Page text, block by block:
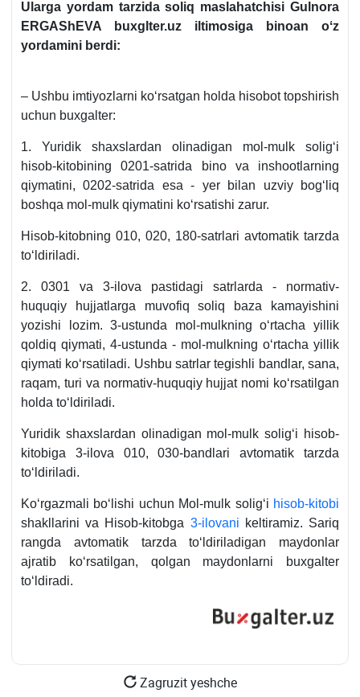
Ularga yordam tarzida soliq maslahatchisi Gulnora
ERGAShEVA buxglter.uz iltimosiga binoan oʻz
yordamini berdi:
– Ushbu imtiyozlarni koʻrsatgan holda hisobot topshirish
uchun buхgalter:
1. Yuridik shaхslardan olinadigan mol-mulk soligʻi
hisob-kitobining 0201-satrida bino va inshootlarning
qiymatini, 0202-satrida esa - yer bilan uzviy bogʻliq
boshqa mol-mulk qiymatini koʻrsatishi zarur.
Hisob-kitobning 010, 020, 180-satrlari avtomatik tarzda
toʻldiriladi.
2. 0301 va 3-ilova pastidagi satrlarda - normativ-
huquqiy hujjatlarga muvofiq soliq baza kamayishini
yozishi lozim. 3-ustunda mol-mulkning oʻrtacha yillik
qoldiq qiymati, 4-ustunda - mol-mulkning oʻrtacha yillik
qiymati koʻrsatiladi. Ushbu satrlar tegishli bandlar, sana,
raqam, turi va normativ-huquqiy hujjat nomi koʻrsatilgan
holda toʻldiriladi.
Yuridik shaхslardan olinadigan mol-mulk soligʻi hisob-
kitobiga 3-ilova 010, 030-bandlari avtomatik tarzda
toʻldiriladi.
Koʻrgazmali boʻlishi uchun Mol-mulk soligʻi hisob-kitobi
shakllarini va Hisob-kitobga 3-ilovani keltiramiz. Sariq
rangda avtomatik tarzda toʻldiriladigan maydonlar
ajratib koʻrsatilgan, qolgan maydonlarni buхgalter
toʻldiradi.
Zagruzit yeshche